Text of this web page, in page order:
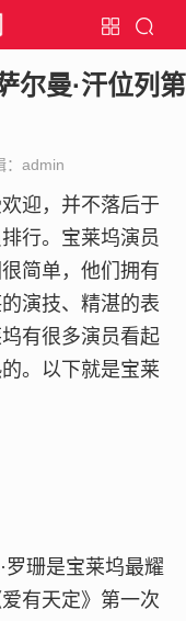
尔曼·汗位列第
：admin
迎，并不落后于
行。宝莱坞演员
简单，他们拥有
演技、精湛的表
有很多演员看起
。以下就是宝莱
罗珊是宝莱坞最耀
有天定》第一次